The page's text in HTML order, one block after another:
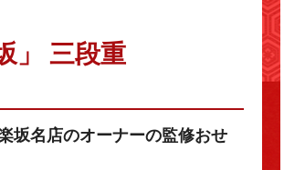
」 三段重
坂名店のオーナーの監修おせ